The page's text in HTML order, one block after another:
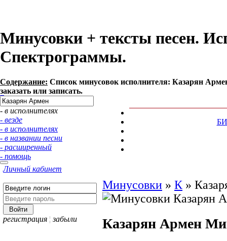
Минусовки + тексты песен.
Спектрограммы.
Содержание: Список минусовок исполнителя: Казарян
заказать или записать.
- в исполнителях
- везде
- в исполнителях
- в названии песни
- расширенный
- помощь
Личный кабинет
регистрация ¦ забыли
Минусовки » К »
Казарян Армен